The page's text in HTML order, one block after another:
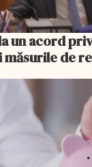
un acord
de